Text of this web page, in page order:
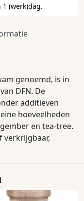
1 (werk)dag.
genoemd, is in
DFN. De
additieven
hoeveelheden
en tea-tree.
verkrijgbaar,